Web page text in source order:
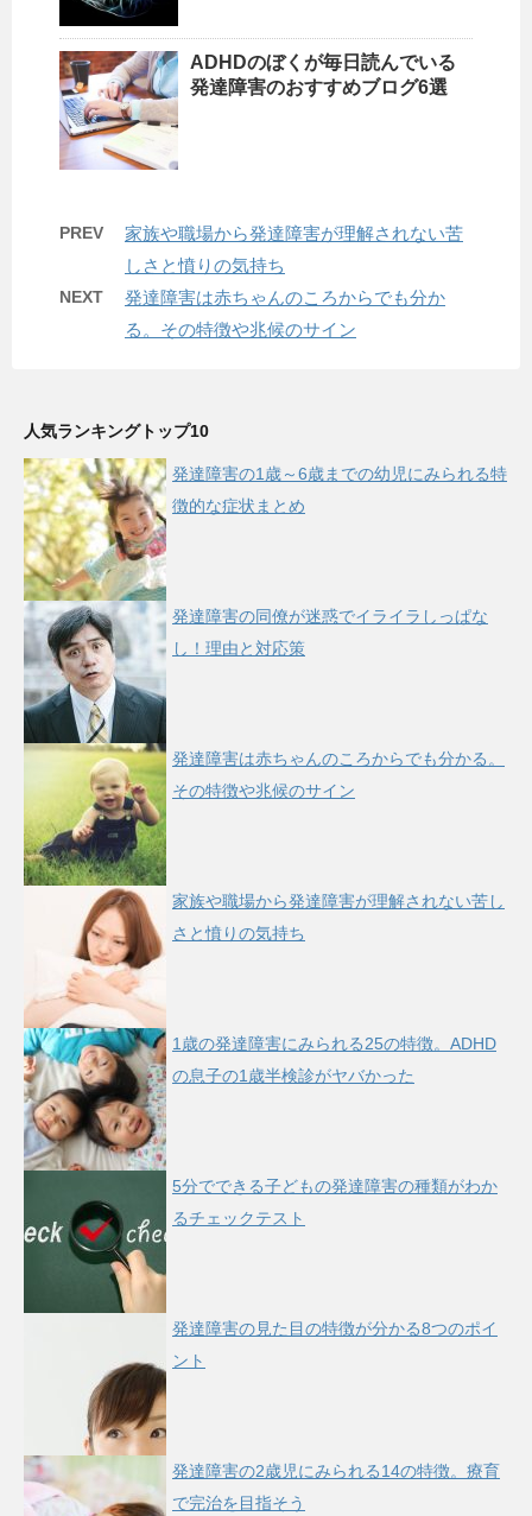
ADHDのぼくが毎日読んでいる
発達障害のおすすめブログ6選
PREV
家族や職場から発達障害が理解されない苦
しさと憤りの気持ち
NEXT
発達障害は赤ちゃんのころからでも分か
る。その特徴や兆候のサイン
人気ランキングトップ10
発達障害の1歳～6歳までの幼児にみられる特
徴的な症状まとめ
発達障害の同僚が迷惑でイライラしっぱな
し！理由と対応策
発達障害は赤ちゃんのころからでも分かる。
その特徴や兆候のサイン
家族や職場から発達障害が理解されない苦し
さと憤りの気持ち
1歳の発達障害にみられる25の特徴。ADHD
の息子の1歳半検診がヤバかった
5分でできる子どもの発達障害の種類がわか
るチェックテスト
発達障害の見た目の特徴が分かる8つのポイ
ント
発達障害の2歳児にみられる14の特徴。療育
で完治を目指そう